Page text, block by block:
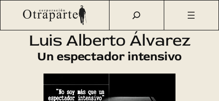
Saltar
contenido
Otraparte.org /Agenda Cultural Cine
Luis Alberto
Luis Alberto Álvarez
Un espectador intensivo